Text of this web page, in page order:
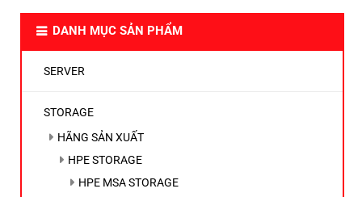
DANH MỤC SẢN PHẨM
SERVER
STORAGE
HÃNG SẢN XUẤT
HPE STORAGE
HPE MSA STORAGE